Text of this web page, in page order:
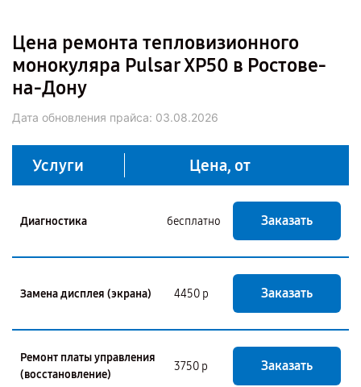
Цена ремонта тепловизионного
монокуляра Pulsar XP50 в Ростове-
на-Дону
Дата обновления прайса: 03.08.2026
Услуги Цена, от
Диагностика бесплатно Заказать
Замена дисплея (экрана) 4450 р Заказать
Ремонт платы управления
(восстановление)
3750 р Заказать